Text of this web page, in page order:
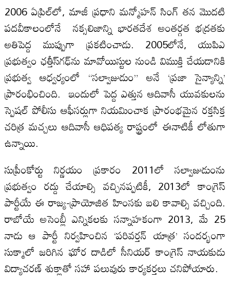
2006 ఏప్రిల్‌లో, మాజీ ప్రధాని మన్మోహన్ సింగ్ తన మొదటి
పదవీకాలంలోనే నక్సలిజాన్ని భారతదేశ అంతర్గత భద్రతకు
అతిపెద్ద ముప్పుగా ప్రకటించాడు. 2005లోనే, యుపిఎ
ప్రభుత్వం ఛత్తీస్‌గఢ్‌ను మావోయిస్టుల నుండి విముక్తి చేయడానికి
ప్రభుత్వ ఆధ్వర్యంలో “సల్వాజుడుం” అనే ‘ప్రజా సైన్యాన్ని’
ప్రారంభించింది. ఇందులో పెద్ద ఎత్తున ఆదివాసీ యువకులను
స్పెషల్ పోలీసు ఆఫీసర్లుగా నియమించాక ప్రారంభమైన రక్తసిక్త
చరిత్ర మచ్చలు ఆదివాసీ ఆధిపత్య రాష్ట్రంలో ఈనాటికీ లోతుగా
ఉన్నాయి.
సుప్రీంకోర్టు నిర్ణయం ప్రకారం 2011లో సల్వాజుడుంను
ప్రభుత్వం రద్దు చేయాల్సి వచ్చినప్పటికీ, 2013లో కాంగ్రెస్
పార్టీయే ఈ రాజ్య-ప్రాయోజిత హింసకు బలి కావాల్సి వచ్చింది.
రాబోయే అసెంబ్లీ ఎన్నికలకు సన్నాహకంగా 2013, మే 25
నాడు ఆ పార్టీ నిర్వహించిన ‘పరివర్తన్ యాత్ర’ సందర్భంగా
సుక్మాలో జరిగిన ఘోర దాడిలో సీనియర్ కాంగ్రెస్ నాయకుడు
విద్యాచరణ్ శుక్లాతో సహా పలువురు కార్యకర్తలు చనిపోయారు.